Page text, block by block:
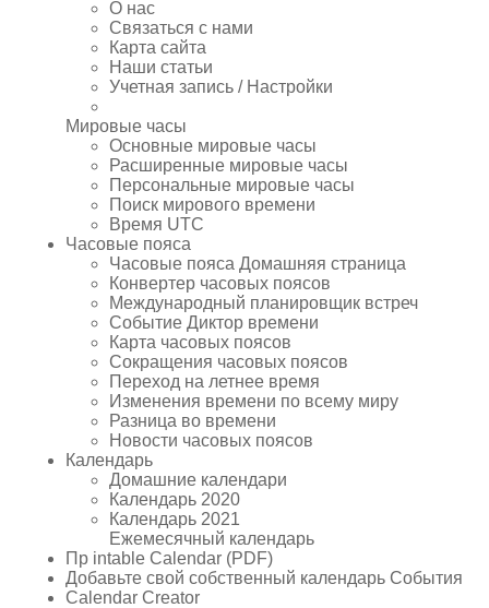
О нас
Связаться с нами
Карта сайта
Наши статьи
Учетная запись / Настройки
Мировые часы
Основные мировые часы
Расширенные мировые часы
Персональные мировые часы
Поиск мирового времени
Время UTC
Часовые пояса
Часовые пояса Домашняя страница
Конвертер часовых поясов
Международный планировщик встреч
Событие Диктор времени
Карта часовых поясов
Сокращения часовых поясов
Переход на летнее время
Изменения времени по всему миру
Разница во времени
Новости часовых поясов
Календарь
Домашние календари
Календарь 2020
Календарь 2021
Ежемесячный календарь
Пр intable Calendar (PDF)
Добавьте свой собственный календарь События
Calendar Creator